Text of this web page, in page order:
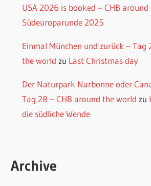
USA 2026 is booked – CHB
Südeuroparunde 2025
Einmal München und zurück – Tag
the world zu Last Christmas day
Der Naturpark Narbonne oder
Tag 28 – CHB around the world zu
die südliche Wende
Archive